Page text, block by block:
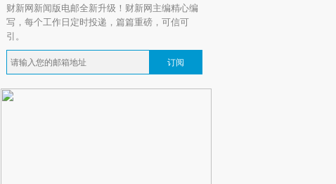
财新网新闻版电邮全新升级！财新网主编精心编
写，每个工作日定时投递，篇篇重磅，可信可
引。
订阅